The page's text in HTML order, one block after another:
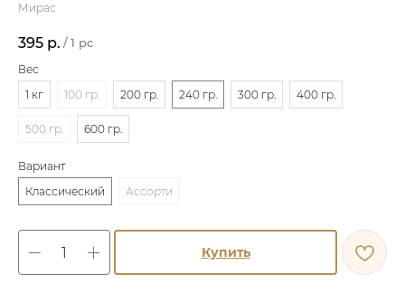
Мирас
395 р. / 1 pc
Вес
1 кг
100 гр. 200 гр. 240 гр. 300 гр. 400 гр.
500 гр. 600 гр.
Вариант
Классический
Ассорти
Купить